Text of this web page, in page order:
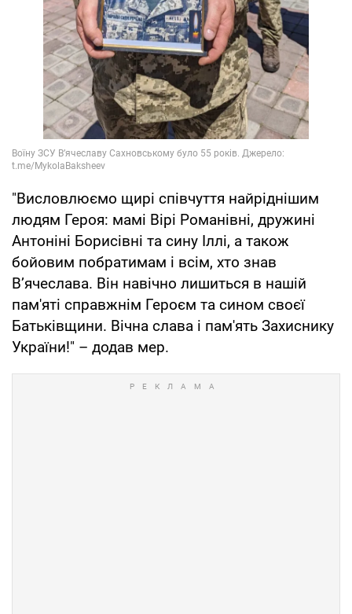
"Висловлюємо щирі співчуття найріднішим
людям Героя: мамі Вірі Романівні, дружині
Антоніні Борисівні та сину Іллі, а також
бойовим побратимам і всім, хто знав
В’ячеслава. Він навічно лишиться в нашій
пам'яті справжнім Героєм та сином своєї
Батьківщини. Вічна слава і пам'ять Захиснику
України!" – додав мер.